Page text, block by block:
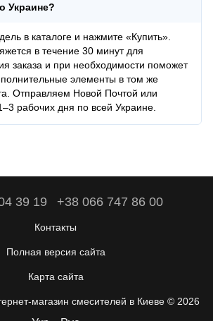
Украине?
в каталоге и нажмите «Купить».
в течение 30 минут для
заказа и при необходимости поможет
элементы в том же
Отправляем Новой Почтой или
рабочих дня по всей Украине.
39 19 +38 066 747 86 00
Контакты
Полная версия сайта
Карта сайта
магазин смесителей в Киеве © 2026